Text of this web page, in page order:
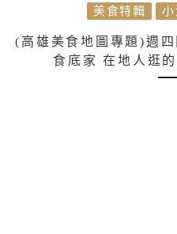
美食特輯 小
(高雄美食地圖專題)週
食底家 在地人逛